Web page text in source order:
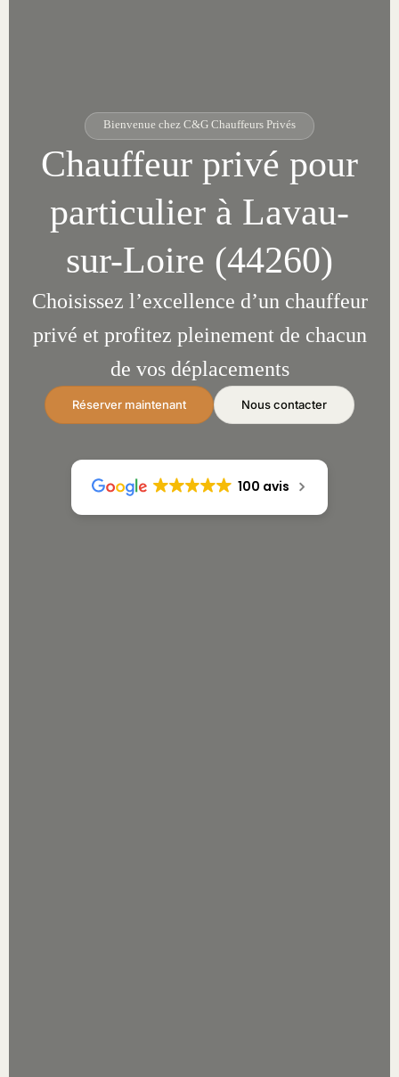
Bienvenue chez C&G Chauffeurs Privés
Chauffeur privé pour
particulier à Lavau-
sur-Loire (44260)
Choisissez l’excellence d’un chauffeur
privé et profitez pleinement de chacun
de vos déplacements
Réserver maintenant Nous contacter
100 avis